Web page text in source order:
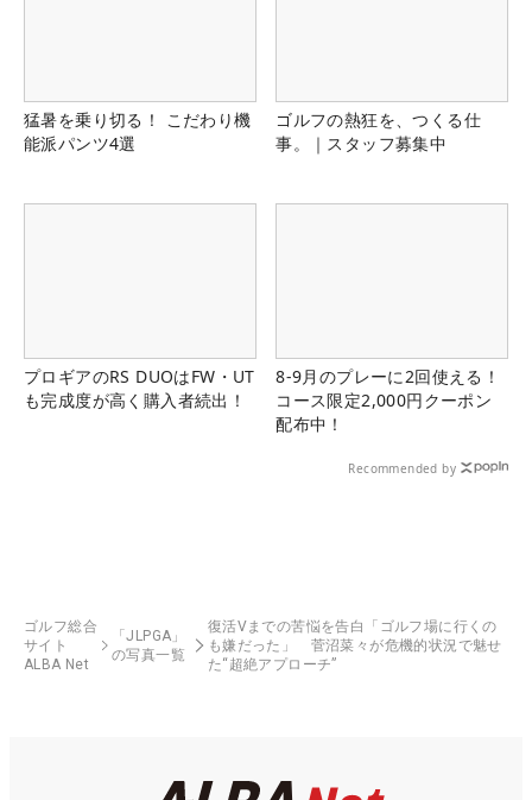
猛暑を乗り切る！ こだわり機
能派パンツ4選
ゴルフの熱狂を、つくる仕
事。｜スタッフ募集中
プロギアのRS DUOはFW・UT
も完成度が高く購入者続出！
8-9月のプレーに2回使える！
コース限定2,000円クーポン
配布中！
Recommended by
ゴルフ総合
サイト
ALBA Net
「JLPGA」
の写真一覧
復活Vまでの苦悩を告白「ゴルフ場に行くの
も嫌だった」 菅沼菜々が危機的状況で魅せ
た“超絶アプローチ”